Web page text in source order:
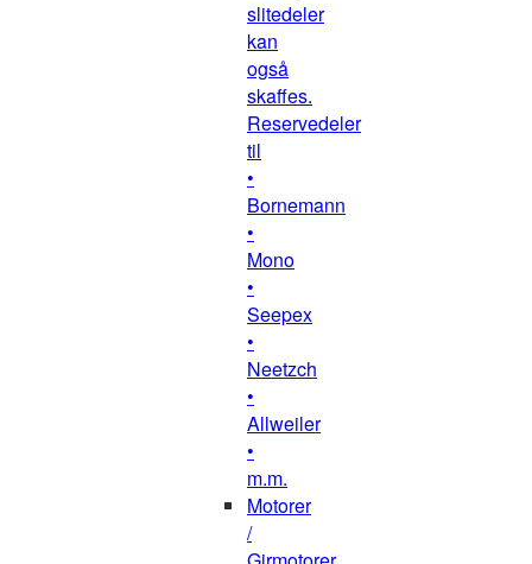
slitedeler
kan
også
skaffes.
Reservedeler
til
•
Bornemann
•
Mono
•
Seepex
•
Neetzch
•
Allweiler
•
m.m.
Motorer
/